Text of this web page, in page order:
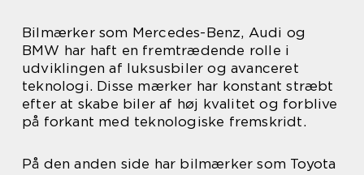
Bilmærker som Mercedes-Benz, Audi og
BMW har haft en fremtrædende rolle i
udviklingen af luksusbiler og avanceret
teknologi. Disse mærker har konstant stræbt
efter at skabe biler af høj kvalitet og forblive
på forkant med teknologiske fremskridt.
På den anden side har bilmærker som Toyota